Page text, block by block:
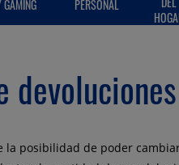
GAMING
PERSONAL
devoluciones
posibilidad de poder